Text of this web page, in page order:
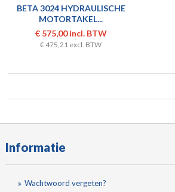
BETA 3024 HYDRAULISCHE
MOTORTAKEL...
€ 575,00 incl. BTW
€ 475,21 excl. BTW
Informatie
Wachtwoord vergeten?